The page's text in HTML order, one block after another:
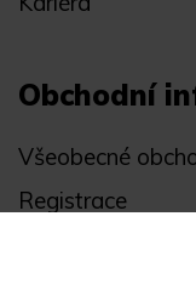
Obchodní
Všeobecné
Registrace